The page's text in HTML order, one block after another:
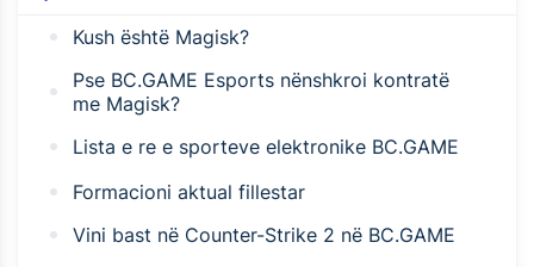
Kush është Magisk?
Pse BC.GAME Esports nënshkroi kontratë
me Magisk?
Lista e re e sporteve elektronike BC.GAME
Formacioni aktual fillestar
Vini bast në Counter-Strike 2 në BC.GAME